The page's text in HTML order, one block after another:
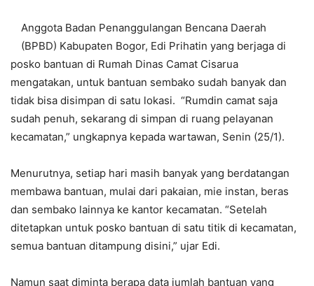
Anggota Badan Penanggulangan Bencana Daerah
(BPBD) Kabupaten Bogor, Edi Prihatin yang berjaga di
posko bantuan di Rumah Dinas Camat Cisarua
mengatakan, untuk bantuan sembako sudah banyak dan
tidak bisa disimpan di satu lokasi. “Rumdin camat saja
sudah penuh, sekarang di simpan di ruang pelayanan
kecamatan,” ungkapnya kepada wartawan, Senin (25/1).
Menurutnya, setiap hari masih banyak yang berdatangan
membawa bantuan, mulai dari pakaian, mie instan, beras
dan sembako lainnya ke kantor kecamatan. “Setelah
ditetapkan untuk posko bantuan di satu titik di kecamatan,
semua bantuan ditampung disini,” ujar Edi.
Namun saat diminta berapa data jumlah bantuan yang